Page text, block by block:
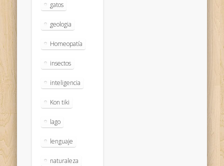
gatos
geologia
Homeopatía
insectos
inteligencia
Kon tiki
lago
lenguaje
naturaleza